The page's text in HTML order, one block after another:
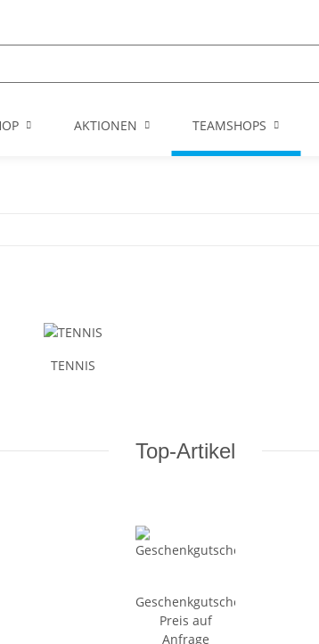
AKTIONEN TEAMSHOPS
TENNIS
Top-Artikel
Geschenkgutschein
Preis auf
Anfrage